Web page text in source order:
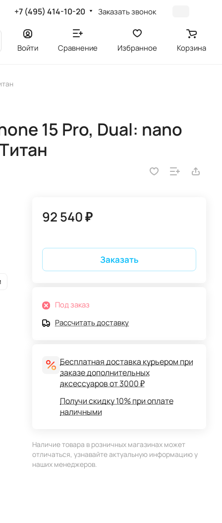
+7 (495) 414-10-20 Заказать звонок
Войти Сравнение Избранное Корзина
15 Pro, Dual: nano
92 540 ₽
Заказать
Под заказ
Рассчитать доставку
Бесплатная доставка курьером при
заказе дополнительных
аксессуаров от 3000 ₽
Получи скидку 10% при оплате
наличными
Наличие товара в розничных магазинах может
отличаться, узнавайте актуальную информацию у
наших менеджеров.